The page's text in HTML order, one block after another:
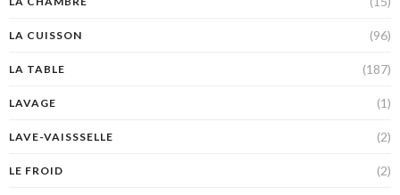
LA CUISSON (96)
LA TABLE (187)
LAVAGE (1)
LAVE-VAISSSELLE (2)
LE FROID (2)